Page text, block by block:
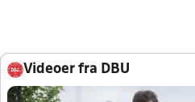
Videoer fra DBU